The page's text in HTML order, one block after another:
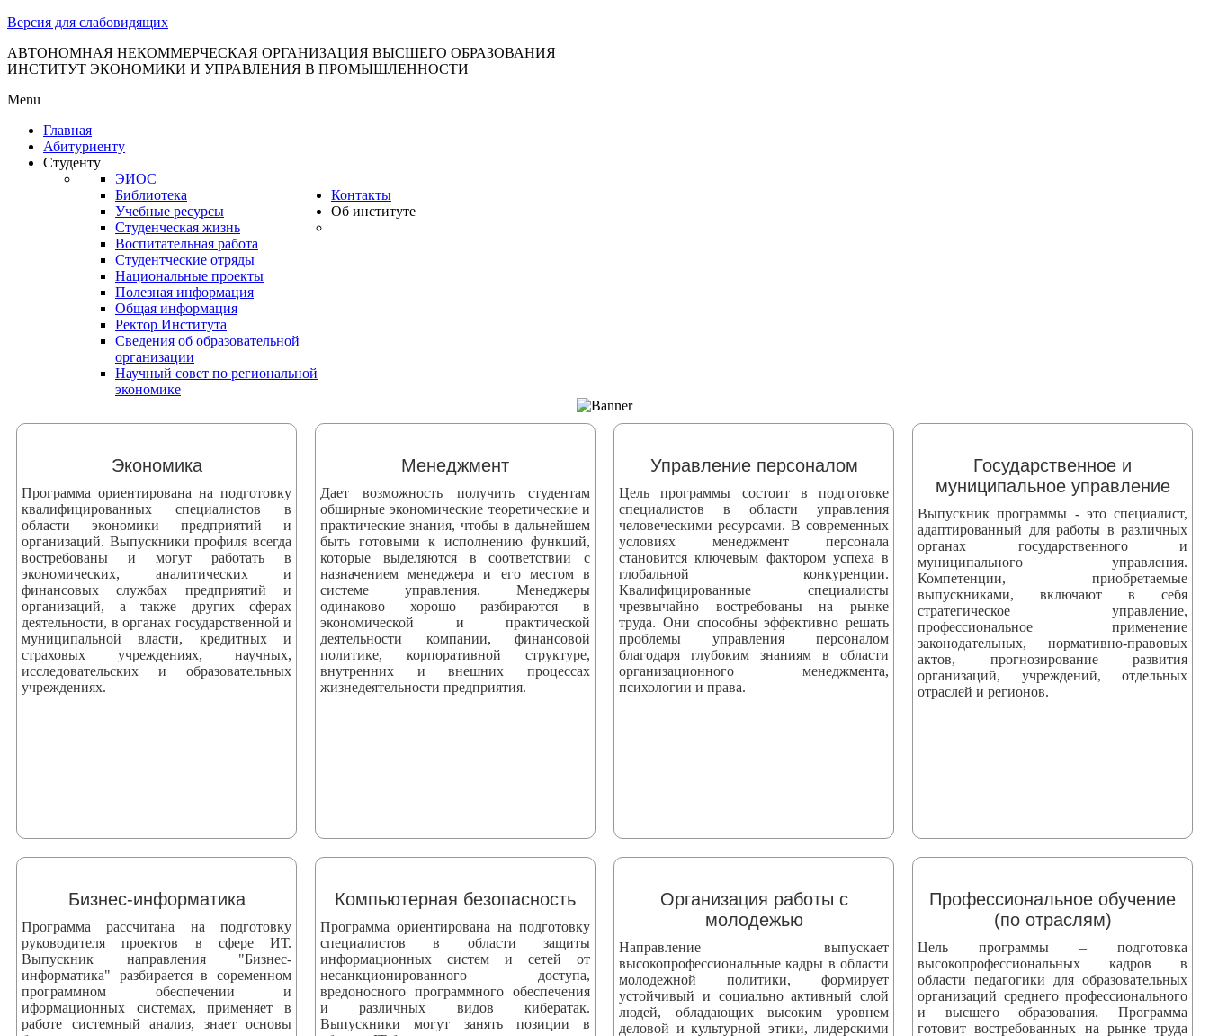
Версия для слабовидящих
АВТОНОМНАЯ НЕКОММЕРЧЕСКАЯ ОРГАНИЗАЦИЯ ВЫСШЕГО ОБРАЗОВАНИЯ
ИНСТИТУТ ЭКОНОМИКИ И УПРАВЛЕНИЯ В ПРОМЫШЛЕННОСТИ
Menu
Главная
Абитуриенту
Студенту
ЭИОС
Библиотека
Учебные ресурсы
Студенческая жизнь
Воспитательная работа
Студентческие отряды
Национальные проекты
Полезная информация
Контакты
Об институте
Общая информация
Ректор Института
Сведения об образовательной
организации
Научный совет по региональной
экономике
Экономика
Программа ориентирована на подготовку
квалифицированных специалистов в
области экономики предприятий и
организаций. Выпускники профиля всегда
востребованы и могут работать в
экономических, аналитических и
финансовых службах предприятий и
организаций, а также других сферах
деятельности, в органах государственной и
муниципальной власти, кредитных и
страховых учреждениях, научных,
исследовательских и образовательных
учреждениях.
Менеджмент
Дает возможность получить студентам
обширные экономические теоретические и
практические знания, чтобы в дальнейшем
быть готовыми к исполнению функций,
которые выделяются в соответствии с
назначением менеджера и его местом в
системе управления. Менеджеры
одинаково хорошо разбираются в
экономической и практической
деятельности компании, финансовой
политике, корпоративной структуре,
внутренних и внешних процессах
жизнедеятельности предприятия.
Управление персоналом
Цель программы состоит в подготовке
специалистов в области управления
человеческими ресурсами. В современных
условиях менеджмент персонала
становится ключевым фактором успеха в
глобальной конкуренции.
Квалифицированные специалисты
чрезвычайно востребованы на рынке
труда. Они способны эффективно решать
проблемы управления персоналом
благодаря глубоким знаниям в области
организационного менеджмента,
психологии и права.
Государственное и
муниципальное управление
Выпускник программы - это специалист,
адаптированный для работы в различных
органах государственного и
муниципального управления.
Компетенции, приобретаемые
выпускниками, включают в себя
стратегическое управление,
профессиональное применение
законодательных, нормативно-правовых
актов, прогнозирование развития
организаций, учреждений, отдельных
отраслей и регионов.
Бизнес-информатика
Программа рассчитана на подготовку
руководителя проектов в сфере ИТ.
Выпускник направления "Бизнес-
информатика" разбирается в соременном
программном обеспечении и
иформационных системах, применяет в
работе системный анализ, знает основы
Компьютерная безопасность
Программа ориентирована на подготовку
специалистов в области защиты
информационных систем и сетей от
несанкционированного доступа,
вредоносного программного обеспечения
и различных видов кибератак.
Выпускники могут занять позиции в
Организация работы с
молодежью
Направление выпускает
высокопрофессиональные кадры в области
молодежной политики, формирует
устойчивый и социально активный слой
людей, обладающих высоким уровнем
деловой и культурной этики, лидерскими
Профессиональное обучение
(по отраслям)
Цель программы – подготовка
высокопрофессиональных кадров в
области педагогики для образовательных
организаций среднего профессионального
и высшего образования. Программа
готовит востребованных на рынке труда